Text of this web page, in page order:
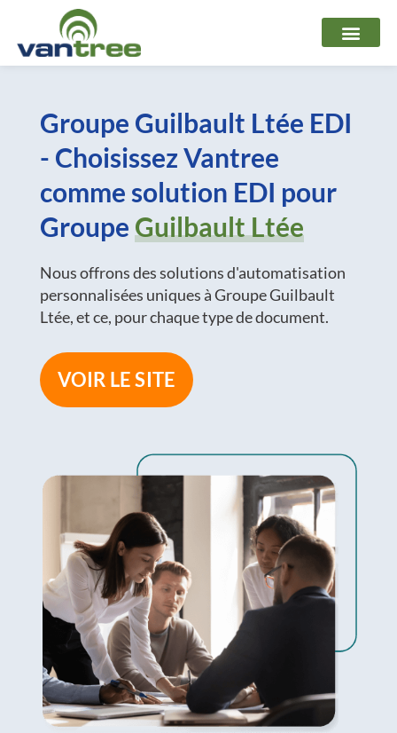
contenu
Groupe Guilbault Ltée EDI
- Choisissez Vantree
comme solution EDI pour
Groupe Guilbault Ltée
Nous offrons des solutions d'automatisation
personnalisées uniques à Groupe Guilbault
Ltée, et ce, pour chaque type de document.
VOIR LE SITE